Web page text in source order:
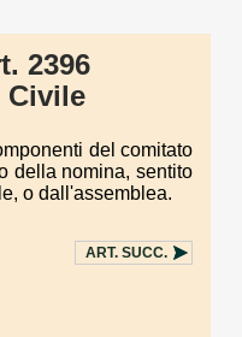
2396
Civile
del comitato
della nomina, sentito
o dall'assemblea.
ART. SUCC.